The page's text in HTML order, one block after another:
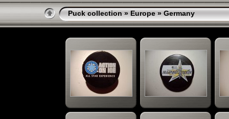
Puck collection » Europe » Germany